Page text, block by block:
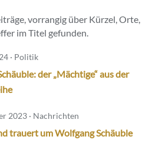
vorrangig über Kürzel, Orte,
im Titel gefunden.
· Politik
der „Mächtige“ aus der
2023 · Nachrichten
trauert um Wolfgang Schäuble